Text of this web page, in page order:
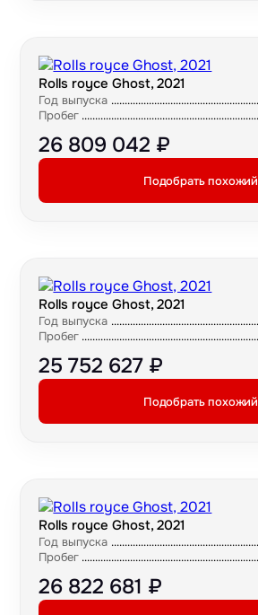
Rolls royce Ghost, 2021
Год выпуска
Пробег
26 809 042 ₽
Подобрать похожий
Rolls royce Ghost, 2021
Год выпуска
Пробег
25 752 627 ₽
Подобрать похожий
Rolls royce Ghost, 2021
Год выпуска
Пробег
26 822 681 ₽